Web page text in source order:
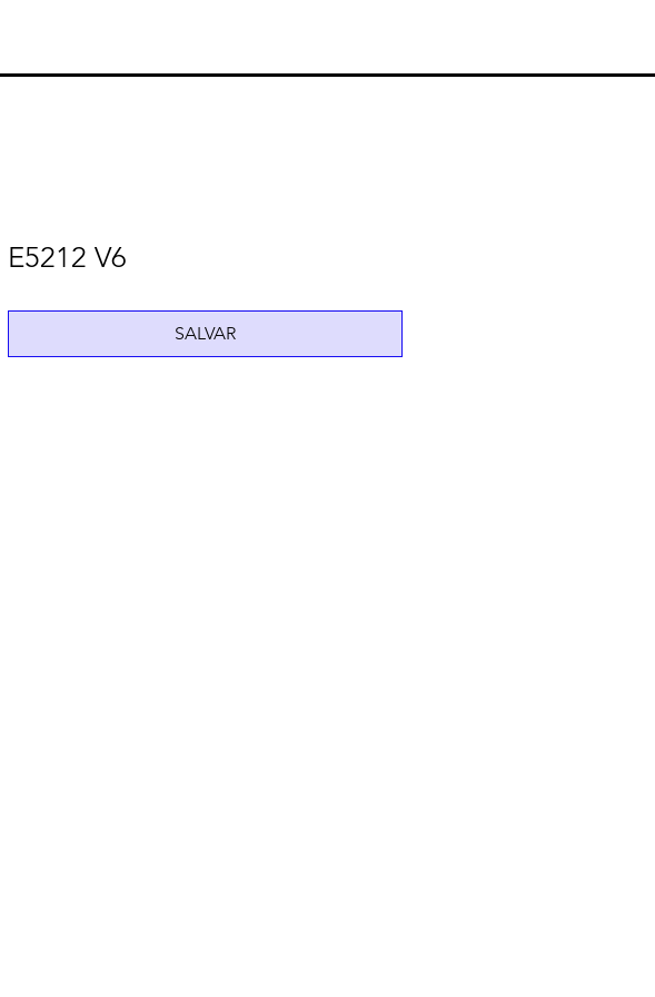
E5212 V6
SALVAR